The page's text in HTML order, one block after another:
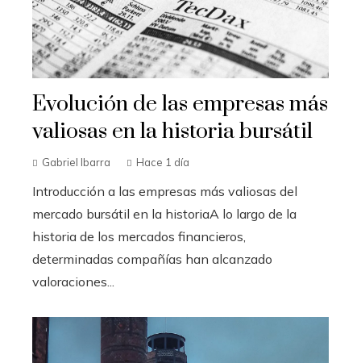
Evolución de las empresas más
valiosas en la historia bursátil
Gabriel Ibarra Hace 1 día
Introducción a las empresas más valiosas del
mercado bursátil en la historiaA lo largo de la
historia de los mercados financieros,
determinadas compañías han alcanzado
valoraciones...